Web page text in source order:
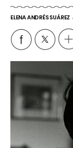
ELENA ANDRÉS SUÁREZ